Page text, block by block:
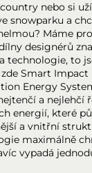
nebo si
snowparku a
Máme
designérů
technologie, to
Smart
Energy
a nejlehčí
energií, které
a vnitřní
maximálně
vypadá